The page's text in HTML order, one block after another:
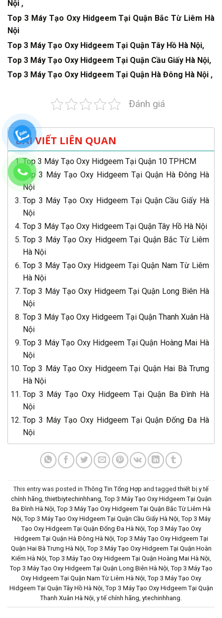
Nội ,
Top 3 Máy Tạo Oxy Hidgeem Tại Quận Bắc Từ Liêm Hà
Nội
Top 3 Máy Tạo Oxy Hidgeem Tại Quận Tây Hồ Hà Nội,
Top 3 Máy Tạo Oxy Hidgeem Tại Quận Cầu Giấy Hà Nội,
Top 3 Máy Tạo Oxy Hidgeem Tại Quận Hà Đông Hà Nội ,
Đánh giá
BÀI VIẾT LIÊN QUAN
Top 3 Máy Tạo Oxy Hidgeem Tại Quận 10 TPHCM
Top 3 Máy Tạo Oxy Hidgeem Tại Quận Hà Đông Hà
Nội
Top 3 Máy Tạo Oxy Hidgeem Tại Quận Cầu Giấy Hà
Nội
Top 3 Máy Tạo Oxy Hidgeem Tại Quận Tây Hồ Hà Nội
Top 3 Máy Tạo Oxy Hidgeem Tại Quận Bắc Từ Liêm
Hà Nội
Top 3 Máy Tạo Oxy Hidgeem Tại Quận Nam Từ Liêm
Hà Nội
Top 3 Máy Tạo Oxy Hidgeem Tại Quận Long Biên Hà
Nội
Top 3 Máy Tạo Oxy Hidgeem Tại Quận Thanh Xuân Hà
Nội
Top 3 Máy Tạo Oxy Hidgeem Tại Quận Hoàng Mai Hà
Nội
Top 3 Máy Tạo Oxy Hidgeem Tại Quận Hai Bà Trưng
Hà Nội
Top 3 Máy Tạo Oxy Hidgeem Tại Quận Ba Đình Hà
Nội
Top 3 Máy Tạo Oxy Hidgeem Tại Quận Đống Đa Hà
Nội
This entry was posted in Thông Tin Tổng Hợp and taggedthiết bị y tế
chính hãng ,thietbiytechinhhang Top 3 Máy Tạo Oxy Hidgeem Tại Quận
Ba Đình Hà Nội, Top 3 Máy Tạo Oxy Hidgeem Tại Quận Bắc Từ Liêm Hà
Nội, Top 3 Máy Tạo Oxy Hidgeem Tại Quận Cầu Giấy Hà Nội, Top 3 Máy
Tạo Oxy Hidgeem Tại Quận Đống Đa Hà Nội, Top 3 Máy Tạo Oxy
Hidgeem Tại Quận Hà Đông Hà Nội, Top 3 Máy Tạo Oxy Hidgeem Tại
Quận Hai Bà Trưng Hà Nội, Top 3 Máy Tạo Oxy Hidgeem Tại Quận Hoàn
Kiếm Hà Nội, Top 3 Máy Tạo Oxy Hidgeem Tại Quận Hoàng Mai Hà Nội,
Top 3 Máy Tạo Oxy Hidgeem Tại Quận Long Biên Hà Nội, Top 3 Máy Tạo
Oxy Hidgeem Tại Quận Nam Từ Liêm Hà Nội Top 3 Máy Tạo Oxy
Hidgeem Tại Quận Tây Hồ Hà Nội, Top 3 Máy Tạo Oxy Hidgeem Tại Quận
Thanh Xuân Hà Nội y tế chính hãng ytechinhhang